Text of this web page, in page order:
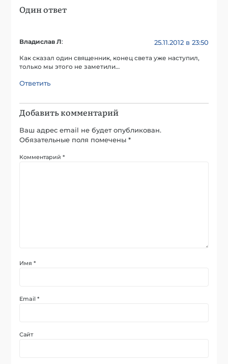
Один ответ
Владислав Л: 25.11.2012 в 23:50
Как сказал один священник, конец света уже наступил,
только мы этого не заметили…
Ответить
Добавить комментарий
Ваш адрес email не будет опубликован.
Обязательные поля помечены*
Комментарий*
Имя*
Email*
Сайт